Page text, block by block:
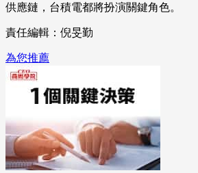
供應鏈，台積電都將扮演關鍵角色。
責任編輯：倪旻勤
為您推薦